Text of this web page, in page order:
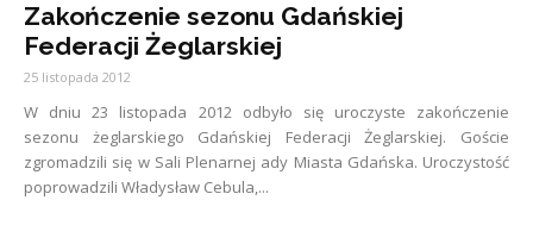
Zakończenie sezonu Gdańskiej
Federacji Żeglarskiej
25 listopada 2012
W dniu 23 listopada 2012 odbyło się uroczyste zakończenie
sezonu żeglarskiego Gdańskiej Federacji Żeglarskiej. Goście
zgromadzili się w Sali Plenarnej ady Miasta Gdańska. Uroczystość
poprowadzili Władysław Cebula,...